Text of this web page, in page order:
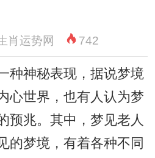
肖运势网 742
种神秘表现，据说梦境
心世界，也有人认为梦
预兆。其中，梦见老人
的梦境，有着各种不同